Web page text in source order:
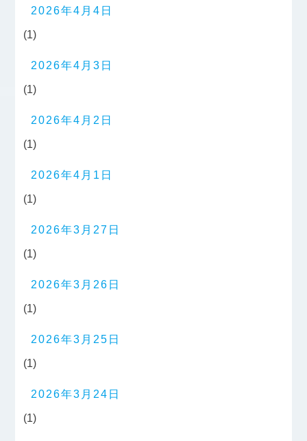
2026年4月4日
(1)
2026年4月3日
(1)
2026年4月2日
(1)
2026年4月1日
(1)
2026年3月27日
(1)
2026年3月26日
(1)
2026年3月25日
(1)
2026年3月24日
(1)